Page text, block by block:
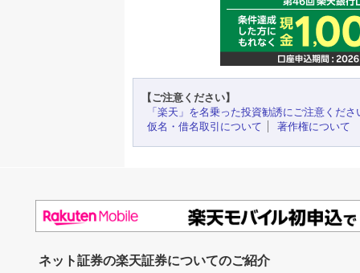
【ご注意ください】
「楽天」を名乗った投資勧誘にご注意くださ
仮名・借名取引について
著作権について
ネット証券の楽天証券についてのご紹介